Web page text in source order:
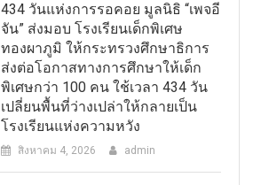
434 วันแห่งการรอคอย มูลนิธิ “เพจอี
จัน” ส่งมอบ โรงเรียนเด็กพิเศษ
ทองผาภูมิ ให้กระทรวงศึกษาธิการ
ส่งต่อโอกาสทางการศึกษาให้เด็ก
พิเศษกว่า 100 คน ใช้เวลา 434 วัน
เปลี่ยนพื้นที่ว่างเปล่าให้กลายเป็น
โรงเรียนแห่งความหวัง
สิงหาคม 4, 2026 admin